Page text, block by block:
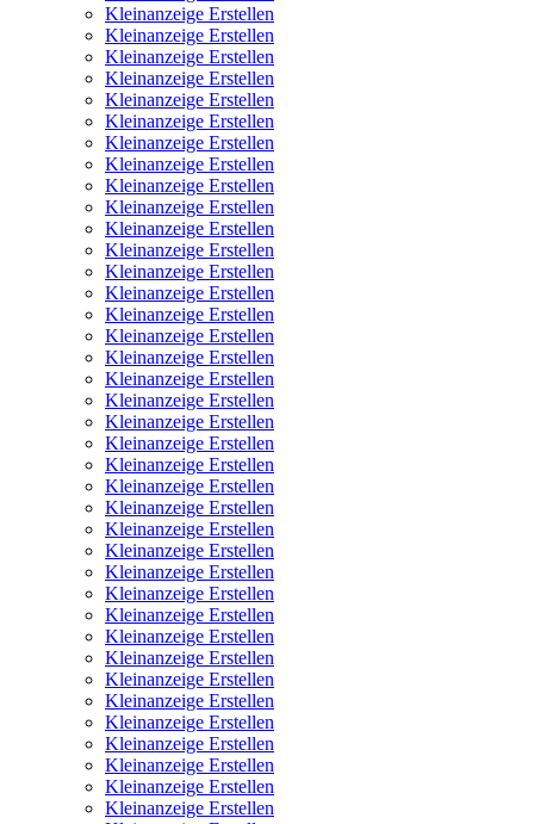
Kleinanzeige Erstellen
Kleinanzeige Erstellen
Kleinanzeige Erstellen
Kleinanzeige Erstellen
Kleinanzeige Erstellen
Kleinanzeige Erstellen
Kleinanzeige Erstellen
Kleinanzeige Erstellen
Kleinanzeige Erstellen
Kleinanzeige Erstellen
Kleinanzeige Erstellen
Kleinanzeige Erstellen
Kleinanzeige Erstellen
Kleinanzeige Erstellen
Kleinanzeige Erstellen
Kleinanzeige Erstellen
Kleinanzeige Erstellen
Kleinanzeige Erstellen
Kleinanzeige Erstellen
Kleinanzeige Erstellen
Kleinanzeige Erstellen
Kleinanzeige Erstellen
Kleinanzeige Erstellen
Kleinanzeige Erstellen
Kleinanzeige Erstellen
Kleinanzeige Erstellen
Kleinanzeige Erstellen
Kleinanzeige Erstellen
Kleinanzeige Erstellen
Kleinanzeige Erstellen
Kleinanzeige Erstellen
Kleinanzeige Erstellen
Kleinanzeige Erstellen
Kleinanzeige Erstellen
Kleinanzeige Erstellen
Kleinanzeige Erstellen
Kleinanzeige Erstellen
Kleinanzeige Erstellen